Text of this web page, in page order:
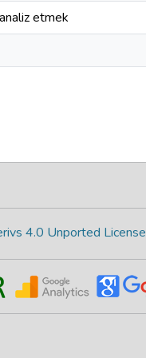
etmek
4.0 Unported License